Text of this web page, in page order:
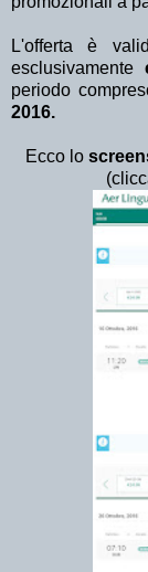
L'offerta è
esclusivamente
periodo
2016.
Ecco lo